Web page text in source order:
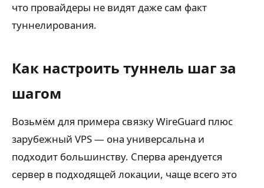
что провайдеры не видят даже сам факт
туннелирования.
Как настроить туннель шаг за
шагом
Возьмём для примера связку WireGuard плюс
зарубежный VPS — она универсальна и
подходит большинству. Сперва арендуется
сервер в подходящей локации, чаще всего это